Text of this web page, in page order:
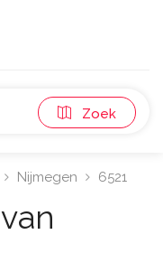
Zoek
Nijmegen 6521
van